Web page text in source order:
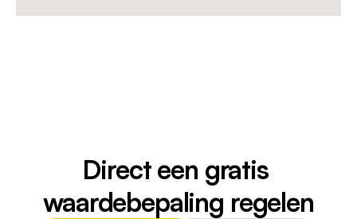
Direct een gratis
waardebepaling regelen